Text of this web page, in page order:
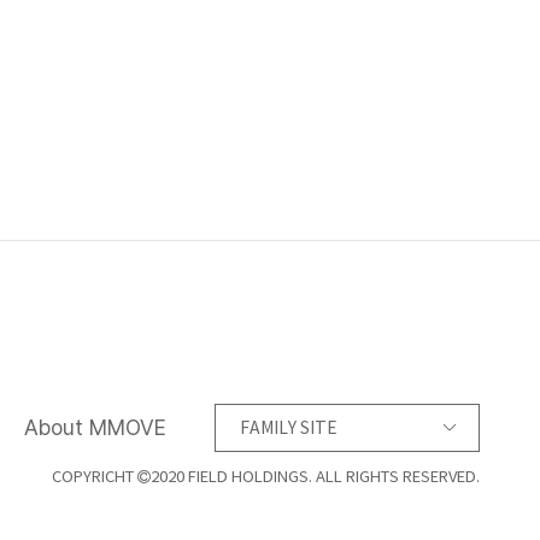
About MMOVE FAMILY SITE
COPYRICHT 2020 FIELD HOLDINGS. ALL RIGHTS RESERVED.